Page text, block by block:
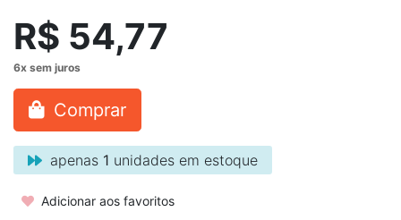
R$ 54,77
Comprar
apenas 1 unidades em estoque
Adicionar aos favoritos